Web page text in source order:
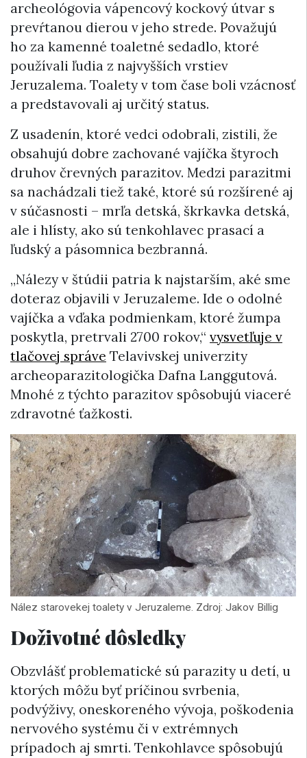
archeológovia vápencový kockový útvar s
prevŕtanou dierou v jeho strede. Považujú
ho za kamenné toaletné sedadlo, ktoré
používali ľudia z najvyšších vrstiev
Jeruzalema. Toalety v tom čase boli vzácnosť
a predstavovali aj určitý status.
Z usadenín, ktoré vedci odobrali, zistili, že
obsahujú dobre zachované vajíčka štyroch
druhov črevných parazitov. Medzi parazitmi
sa nachádzali tiež také, ktoré sú rozšírené aj
v súčasnosti – mrľa detská, škrkavka detská,
ale i hlísty, ako sú tenkohlavec prasací a
ľudský a pásomnica bezbranná.
„Nálezy v štúdii patria k najstarším, aké sme
doteraz objavili v Jeruzaleme. Ide o odolné
vajíčka a vďaka podmienkam, ktoré žumpa
poskytla, pretrvali 2700 rokov,“ vysvetľuje v
tlačovej správe Telavivskej univerzity
archeoparazitologička Dafna Langgutová.
Mnohé z týchto parazitov spôsobujú viaceré
zdravotné ťažkosti.
Nález starovekej toalety v Jeruzaleme. Zdroj: Jakov Billig
Doživotné dôsledky
Obzvlášť problematické sú parazity u detí, u
ktorých môžu byť príčinou svrbenia,
podvýživy, oneskoreného vývoja, poškodenia
nervového systému či v extrémnych
prípadoch aj smrti. Tenkohlavce spôsobujú